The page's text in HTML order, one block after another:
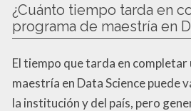
¿Cuánto tiempo tarda en
programa de maestría en
El tiempo que tarda en
maestría en Data Science puede
la institución y del país, pero